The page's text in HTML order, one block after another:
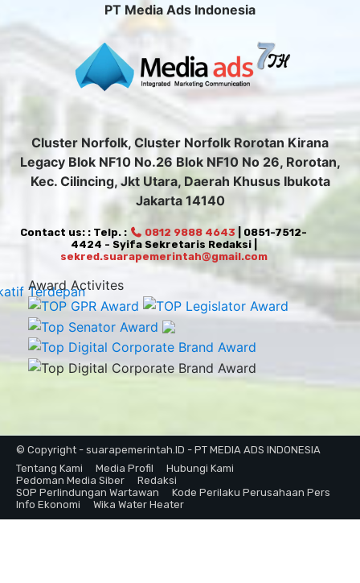
PT Media Ads Indonesia
Cluster Norfolk, Cluster Norfolk Rorotan Kirana
Legacy Blok NF10 No.26 Blok NF10 No 26, Rorotan,
Kec. Cilincing, Jkt Utara, Daerah Khusus Ibukota
Jakarta 14140
Contact us: : Telp. : 0812 9888 4643 | 0851-7512-
4424 - Syifa Sekretaris Redaksi |
sekred.suarapemerintah@gmail.com
Award Activites
© Copyright - suarapemerintah.ID - PT MEDIA ADS INDONESIA
Tentang Kami
Media Profil
Hubungi Kami
Pedoman Media Siber
Redaksi
SOP Perlindungan Wartawan
Kode Perilaku Perusahaan Pers
Info Ekonomi
Wika Water Heater